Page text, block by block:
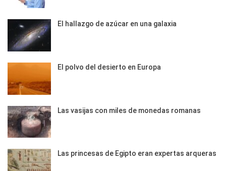
El hallazgo de azúcar en una galaxia
El polvo del desierto en Europa
Las vasijas con miles de monedas romanas
Las princesas de Egipto eran expertas arqueras